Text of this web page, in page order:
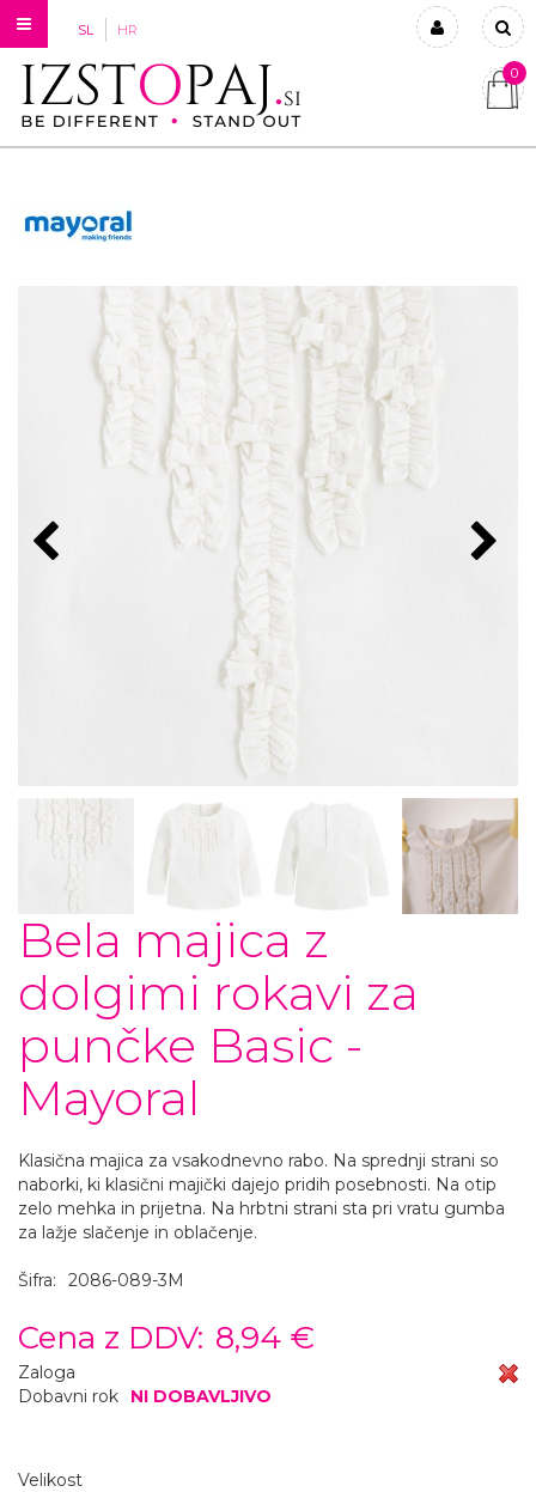
SL HR
Prijavi se
0
Bela majica z
dolgimi rokavi za
punčke Basic -
Mayoral
Klasična majica za vsakodnevno rabo. Na sprednji strani so
naborki, ki klasični majički dajejo pridih posebnosti. Na otip
zelo mehka in prijetna. Na hrbtni strani sta pri vratu gumba
za lažje slačenje in oblačenje.
Šifra: 2086-089-3M
Cena z DDV: 8,94 €
Zaloga
Dobavni rok
NI DOBAVLJIVO
Velikost